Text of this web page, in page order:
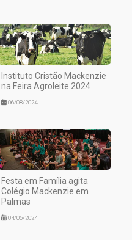
Instituto Cristão Mackenzie
na Feira Agroleite 2024
06/08/2024
Festa em Família agita
Colégio Mackenzie em
Palmas
04/06/2024